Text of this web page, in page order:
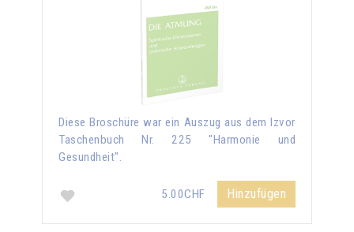
Diese Broschüre war ein Auszug aus dem Izvor
Taschenbuch Nr. 225 "Harmonie und
Gesundheit".
5.00CHF Hinzufügen